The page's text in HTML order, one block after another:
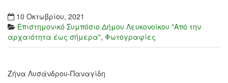
10 Οκτωβρίου, 2021
Επιστημονικό Συμπόσιο Δήμου Λευκονοίκου "Από την
αρχαιότητα έως σήμερα", Φωτογραφίες
Ζήνα Λυσάνδρου-Παναγίδη